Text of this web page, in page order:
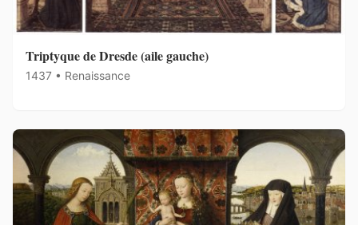
Triptyque de Dresde (aile gauche)
1437 • Renaissance